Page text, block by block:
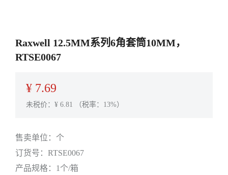
Raxwell 12.5MM系列6角套筒10MM，
RTSE0067
¥ 7.69
未税价：¥ 6.81 （税率：13%）
售卖单位： 个
订货号： RTSE0067
产品规格： 1个/箱